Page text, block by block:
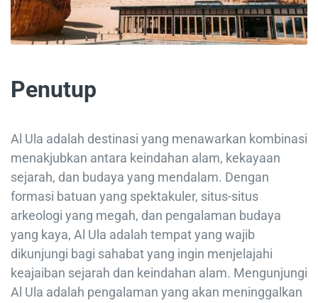
Penutup
Al Ula adalah destinasi yang menawarkan kombinasi
menakjubkan antara keindahan alam, kekayaan
sejarah, dan budaya yang mendalam. Dengan
formasi batuan yang spektakuler, situs-situs
arkeologi yang megah, dan pengalaman budaya
yang kaya, Al Ula adalah tempat yang wajib
dikunjungi bagi sahabat yang ingin menjelajahi
keajaiban sejarah dan keindahan alam. Mengunjungi
Al Ula adalah pengalaman yang akan meninggalkan